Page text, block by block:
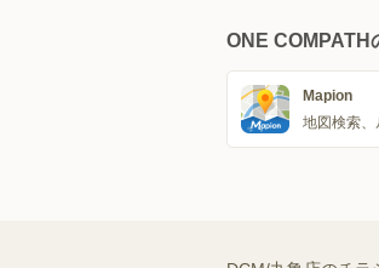
ONE COMPATH
Mapion
地図検索